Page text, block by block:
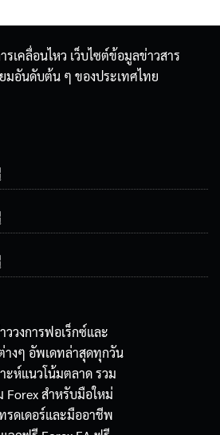
เคลื่อนไหว เว็บไซต์ข้อมูลข่าวสาร
มอันดับต้น ๆ ของประเทศไทย